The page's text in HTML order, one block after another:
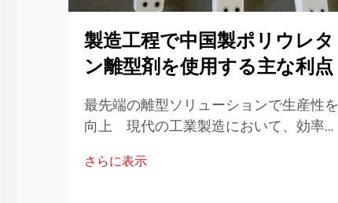
製造工程で中国製ポリウレタ
ン離型剤を使用する主な利点
最先端の離型ソリューションで生産性を
向上 現代の工業製造において、効率性
可欠です。生産効率に寄与する重要なツ
さらに表示